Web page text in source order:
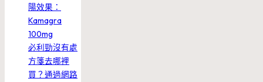
陽效果：
Kamagra
100mg
必利勁沒有處
方箋去哪裡
買？通過網路